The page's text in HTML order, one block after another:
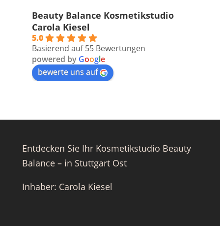
Beauty Balance Kosmetikstudio
Carola Kiesel
5.0
Basierend auf 55 Bewertungen
powered by Google
bewerte uns auf
Entdecken Sie Ihr Kosmetikstudio Beauty
Balance – in Stuttgart Ost
Inhaber: Carola Kiesel